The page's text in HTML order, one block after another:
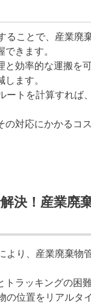
ることで、産業廃
できます。
と効率的な運搬を
ます。
ートを計算すれば
の対応にかかるコ
決！産業廃
より、産業廃棄物
トラッキングの困難
の位置をリアルタ